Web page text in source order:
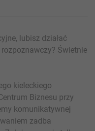
lubisz działać
Świetnie
kieleckiego
Biznesu przy
komunikatywnej
zadba